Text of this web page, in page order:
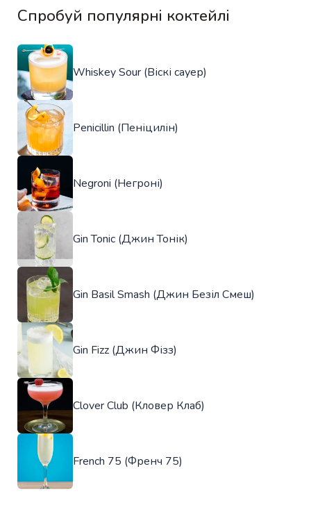
Спробуй популярні коктейлі
Whiskey Sour (Віскі сауер)
Penicillin (Пеніцилін)
Negroni (Негроні)
Gin Tonic (Джин Тонік)
Gin Basil Smash (Джин Безіл Смеш)
Gin Fizz (Джин Фізз)
Clover Club (Кловер Клаб)
French 75 (Френч 75)